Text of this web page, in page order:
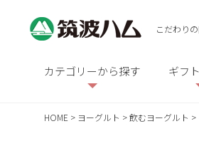
こだわり
カテゴリーから探す ギフ
HOME ヨーグルト 飲むヨーグルト